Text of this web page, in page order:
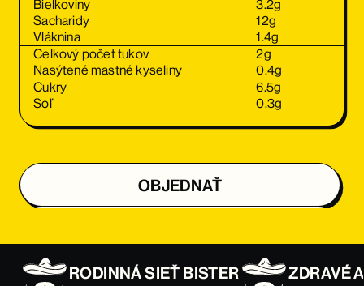
Bielkoviny
3.2g
Sacharidy
12g
Vláknina
1.4g
Celkový počet tukov
2g
Nasýtené mastné kyseliny
0.4g
Cukry
6.5g
Soľ
0.3g
OBJEDNAŤ
OBJEDNAŤ
RODINNÁ SIEŤ BISTER ZDRAVÉ